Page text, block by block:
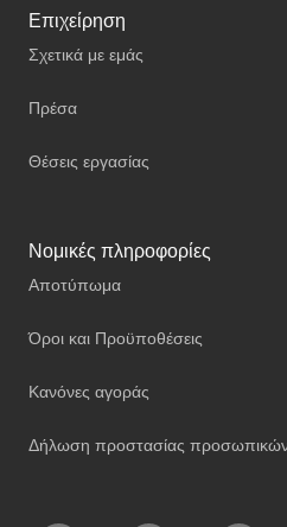
Επιχείρηση
Σχετικά με εμάς
Πρέσα
Θέσεις εργασίας
Νομικές πληροφορίες
Αποτύπωμα
Όροι και Προϋποθέσεις
Κανόνες αγοράς
Δήλωση προστασίας